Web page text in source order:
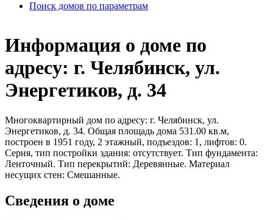
Поиск домов по параметрам
Информация о доме по
адресу: г. Челябинск, ул.
Энергетиков, д. 34
Многоквартирный дом по адресу: г. Челябинск, ул.
Энергетиков, д. 34. Общая площадь дома 531.00 кв.м,
построен в 1951 году, 2 этажный, подъездов: 1, лифтов: 0.
Серия, тип постройки здания: отсутствует. Тип фундамента:
Ленточный. Тип перекрытий: Деревянные. Материал
несущих стен: Смешанные.
Сведения о доме